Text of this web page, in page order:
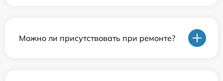
Можно ли присутствовать при ремонте?